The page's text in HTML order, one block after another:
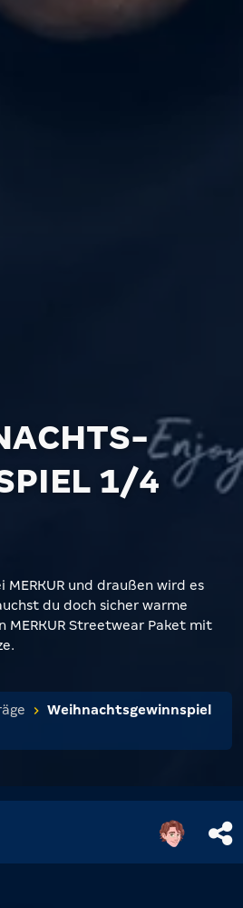
1/4
MERKUR und draußen wird es
du doch sicher warme
MERKUR Streetwear Paket mit
Weihnachts­gewinnspiel